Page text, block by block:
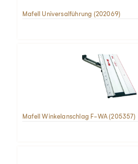
Mafell Universalführung (202069)
Mafell Winkelanschlag F-WA (205357)